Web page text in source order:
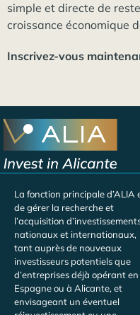
simple et directe de
croissance économique
Inscrivez-vous
La fonction principale d’ALIA
de gérer la recherche et
l’acquisition
nationaux et internationaux,
tant auprès de nouveaux
investisseurs potentiels que
d’entreprises déjà opérant en
Espagne ou à Alicante, et
envisageant un éventuel